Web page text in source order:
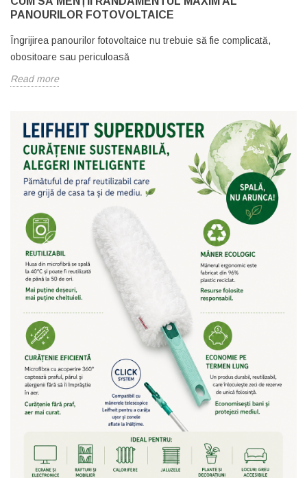
PANOURILOR FOTOVOLTAICE
Îngrijirea panourilor fotovoltaice nu trebuie să fie complicată,
obositoare sau periculoasă
Read more